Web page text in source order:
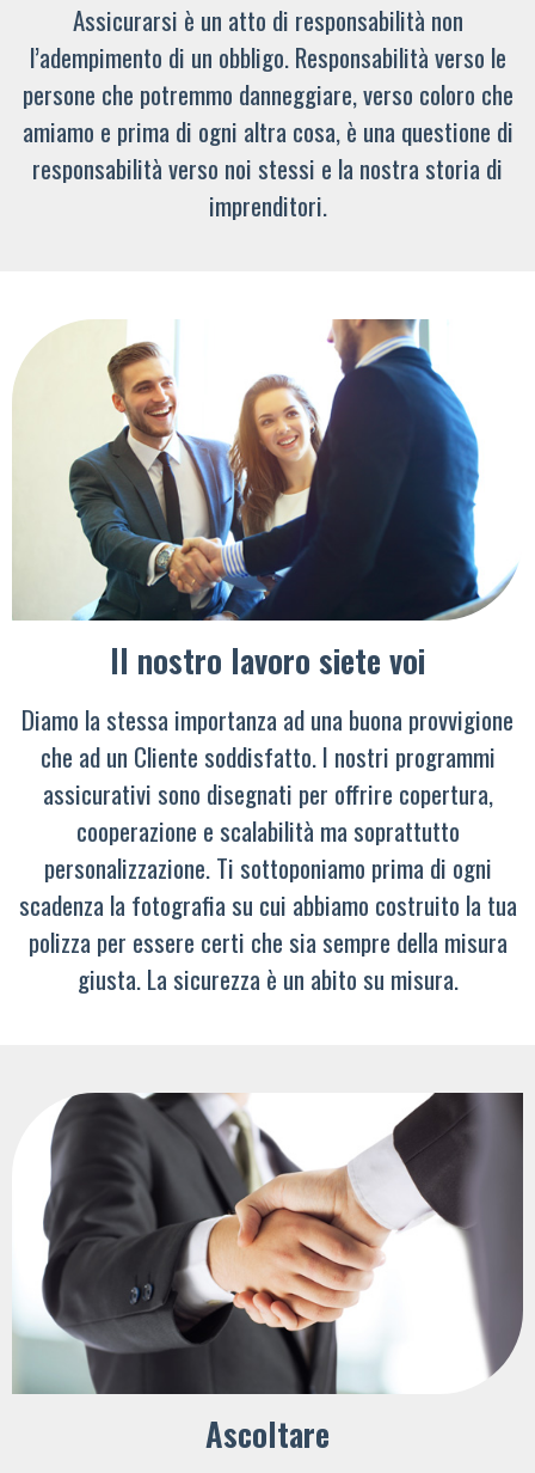
Assicurarsi è un atto di responsabilità non
l’adempimento di un obbligo. Responsabilità verso le
persone che potremmo danneggiare, verso coloro che
amiamo e prima di ogni altra cosa, è una questione di
responsabilità verso noi stessi e la nostra storia di
imprenditori.
Il nostro lavoro siete voi
Diamo la stessa importanza ad una buona provvigione
che ad un Cliente soddisfatto. I nostri programmi
assicurativi sono disegnati per offrire copertura,
cooperazione e scalabilità ma soprattutto
personalizzazione. Ti sottoponiamo prima di ogni
scadenza la fotografia su cui abbiamo costruito la tua
polizza per essere certi che sia sempre della misura
giusta. La sicurezza è un abito su misura.
Ascoltare